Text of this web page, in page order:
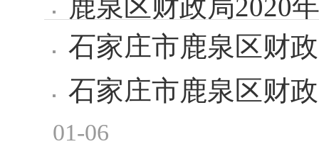
鹿泉区财政局2020
06-28
石家庄市鹿泉区财
石家庄市鹿泉区财
01-06